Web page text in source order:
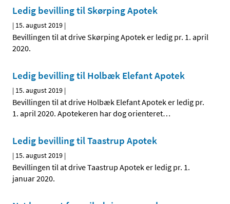
Ledig bevilling til Skørping Apotek
| 15. august 2019 |
Bevillingen til at drive Skørping Apotek er ledig pr. 1. april
2020.
Ledig bevilling til Holbæk Elefant Apotek
| 15. august 2019 |
Bevillingen til at drive Holbæk Elefant Apotek er ledig pr.
1. april 2020. Apotekeren har dog orienteret…
Ledig bevilling til Taastrup Apotek
| 15. august 2019 |
Bevillingen til at drive Taastrup Apotek er ledig pr. 1.
januar 2020.